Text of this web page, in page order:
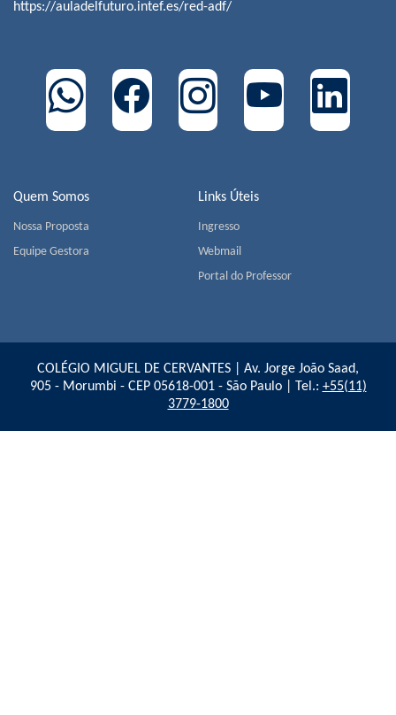
Quem Somos
Nossa Proposta
Equipe Gestora
Links Úteis
Ingresso
Webmail
Portal do Professor
https://auladelfuturo.intef.es/red-adf/
COLÉGIO MIGUEL DE CERVANTES | Av. Jorge João Saad,
905 - Morumbi - CEP 05618-001 - São Paulo | Tel.: +55(11)
3779-1800